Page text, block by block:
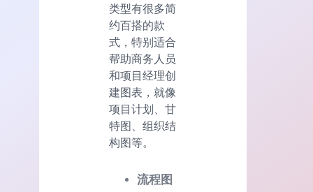
类型有很多简
约百搭的款
式，特别适合
帮助商务人员
和项目经理创
建图表，就像
项目计划、甘
特图、组织结
构图等。
流程图